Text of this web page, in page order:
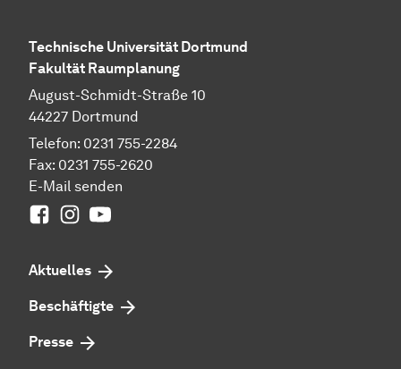
Technische Universität Dortmund
Fakultät Raumplanung
August-Schmidt-Straße 10
44227 Dortmund
Telefon: 0231 755-2284
Fax: 0231 755-2620
E-Mail senden
FacebookInstagram
Youtube
Aktuelles
Beschäftigte
Presse